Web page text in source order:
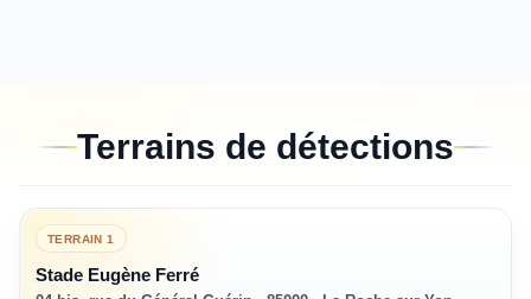
Terrains de détections
TERRAIN1
Stade Eugène Ferré